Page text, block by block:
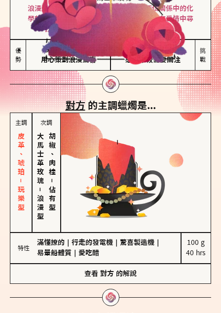
浪漫型的人以激情與性吸引力為基礎，深信關係中的化
學效應，認為每次相遇都是命中註定。傾向在愛情中尋
找火花，經常表達對另一半的愛意和讚美。
優
勢
保持戀愛新鮮感
用心策劃浪漫驚喜
情緒起伏較大
感情中較需要關注
挑
戰
對方的主調蠟燭是...
主調
皮革、琥珀－玩樂型
次調
大馬士革玫瑰
－
浪漫型
胡椒、肉桂
－
佔有型
特性
滿懂撩的 行走的發電機 驚喜製造機
易暈船體質
愛吃醋
100 g
40 hrs
查看 對方 的解說